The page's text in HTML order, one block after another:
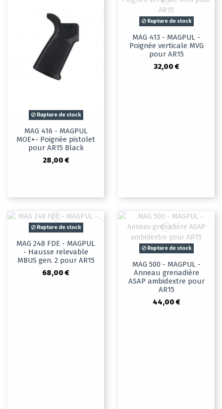
Rupture de stock
MAG 416 - MAGPUL
MOE+- Poignée pistolet
pour AR15 Black
28,00 €
Rupture de stock
MAG 413 - MAGPUL -
Poignée verticale MVG
pour AR15
32,00 €
Rupture de stock
MAG 248 FDE - MAGPUL
- Hausse relevable
MBUS gen. 2 pour AR15
68,00 €
Rupture de stock
MAG 500 - MAGPUL -
Anneau grenadière
ASAP ambidextre pour
AR15
44,00 €